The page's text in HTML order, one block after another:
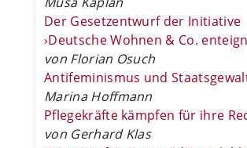
Der Gesetzentwurf der Initiative
›Deutsche Wohnen & Co.
von Florian Osuch
Antifeminismus und
Marina Hoffmann
Pflegekräfte kämpfen für ihre
von Gerhard Klas